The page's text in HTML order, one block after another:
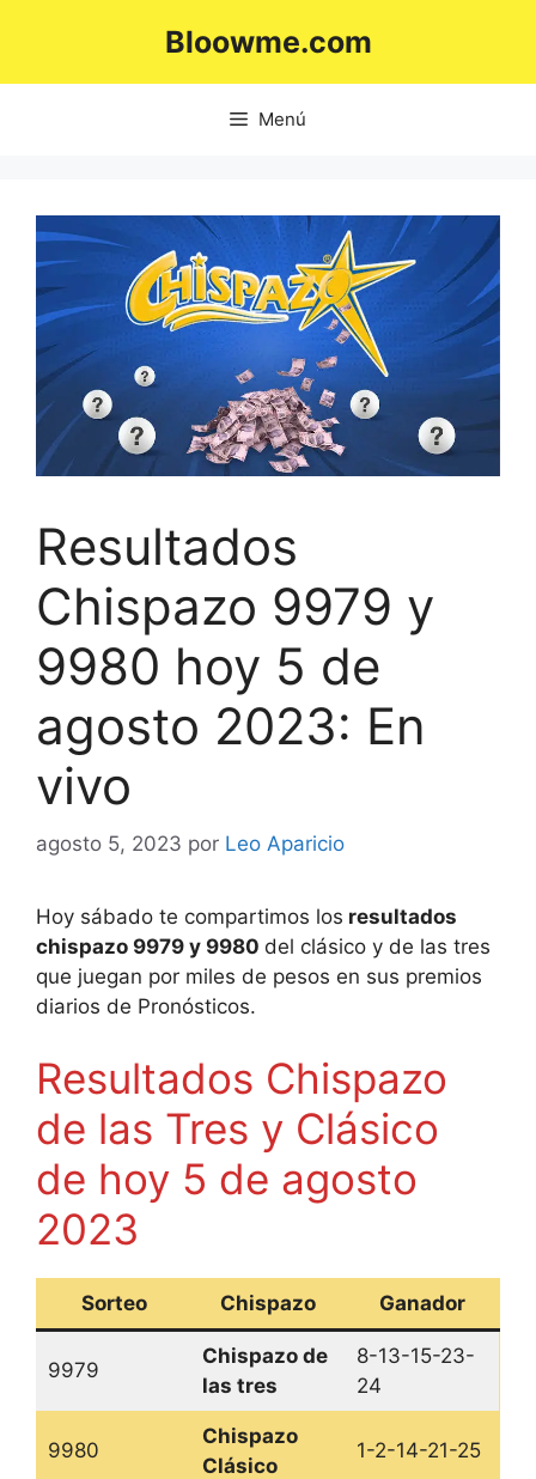
Bloowme.com
Menú
Resultados
Chispazo 9979 y
9980 hoy 5 de
agosto 2023: En
vivo
agosto 5, 2023 por Leo Aparicio
Hoy sábado te compartimos los resultados
chispazo 9979 y 9980 del clásico y de las tres
que juegan por miles de pesos en sus premios
diarios de Pronósticos.
Resultados Chispazo
de las Tres y Clásico
de hoy 5 de agosto
2023
Sorteo Chispazo Ganador
9979
Chispazo de
las tres
8-13-15-23-
24
9980
Chispazo
Clásico
1-2-14-21-25